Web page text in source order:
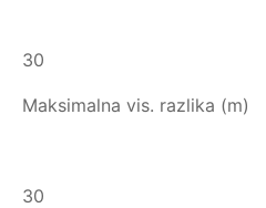
30
Maksimalna vis. razlika (m)
30